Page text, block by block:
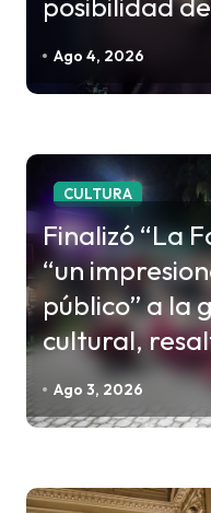
n
r
s
Ago 4, 2026
CULTURA
Finalizó “La
“un
público” a la
cultural,
Ago 3, 2026